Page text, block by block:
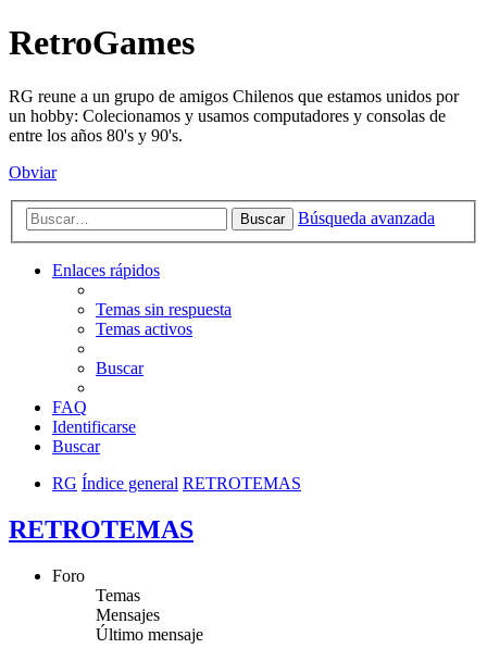
RetroGames
RG reune a un grupo de amigos Chilenos que estamos unidos por
un hobby: Colecionamos y usamos computadores y consolas de
entre los años 80's y 90's.
Obviar
Buscar Búsqueda avanzada
Enlaces rápidos
Temas sin respuesta
Temas activos
Buscar
FAQ
Identificarse
Buscar
RG Índice general RETROTEMAS
RETROTEMAS
Foro
Temas
Mensajes
Último mensaje